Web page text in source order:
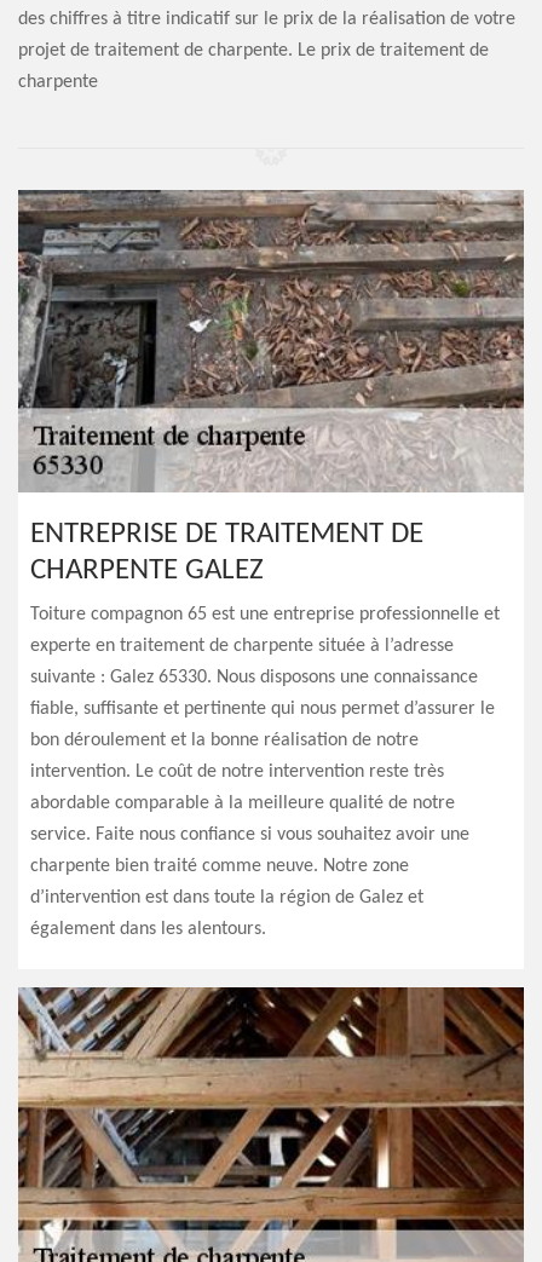
des chiffres à titre indicatif sur le prix de la réalisation de votre
projet de traitement de charpente. Le prix de traitement de
charpente
ENTREPRISE DE TRAITEMENT DE
CHARPENTE GALEZ
Toiture compagnon 65 est une entreprise professionnelle et
experte en traitement de charpente située à l’adresse
suivante : Galez 65330. Nous disposons une connaissance
fiable, suffisante et pertinente qui nous permet d’assurer le
bon déroulement et la bonne réalisation de notre
intervention. Le coût de notre intervention reste très
abordable comparable à la meilleure qualité de notre
service. Faite nous confiance si vous souhaitez avoir une
charpente bien traité comme neuve. Notre zone
d’intervention est dans toute la région de Galez et
également dans les alentours.